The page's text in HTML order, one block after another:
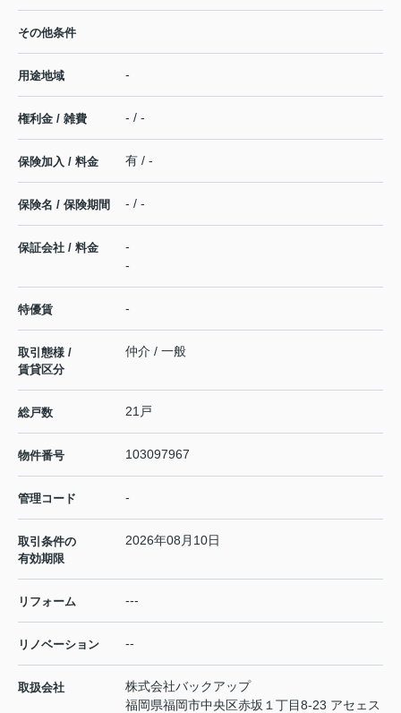
その他条件
用途地域 -
権利金 / 雑費 - / -
保険加入 / 料金 有 / -
保険名 / 保険期間 - / -
保証会社 / 料金
-
-
特優賃 -
取引態様 /
賃貸区分
仲介 / 一般
総戸数 21戸
物件番号 103097967
管理コード -
取引条件の
有効期限
2026年08月10日
リフォーム ---
リノベーション --
取扱会社
株式会社バックアップ
福岡県福岡市中央区赤坂１丁目8-23 アセェス